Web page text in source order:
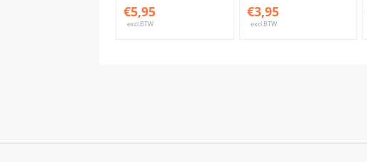
€5,95
excl.BTW
€3,95
excl.BTW